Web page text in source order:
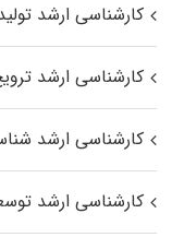
کارشناسی ارشد
کارشناسی ارشد
کارشناسی ارشد
کارشناسی ارشد